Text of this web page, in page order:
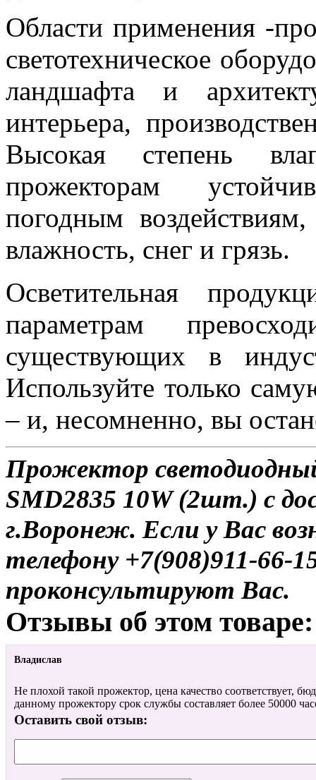
Области применения -
светотехническое
ландшафта и
интерьера,
Высокая степень
прожекторам
погодным
влажность, снег и грязь.
Осветительная
параметрам
существующих в
Используйте только
– и, несомненно, вы
Прожектор
SMD2835 10W (2шт.) с
г.Воронеж. Если у Вас
телефону +7(908)911-
проконсультируют Вас.
Отзывы об этом товаре:
Владислав
Не плохой такой прожектор, цена качество соответствует,
данному прожектору срок службы составляет более 50000
Оставить свой отзыв: